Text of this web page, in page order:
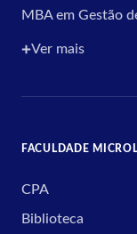
MBA em Gestão
Ver mais
FACULDADE
CPA
Biblioteca